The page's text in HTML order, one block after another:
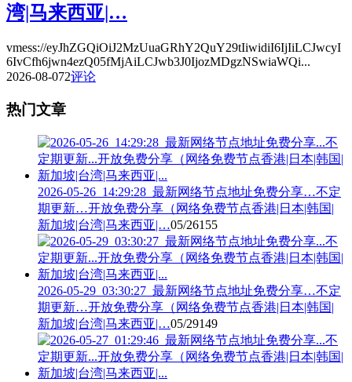
湾|马来西亚|…
vmess://eyJhZGQiOiJ2MzUuaGRhY2QuY29tIiwidiI6IjIiLCJwcyI
6IvCfh6jwn4ezQ05fMjAiLCJwb3J0IjozMDgzNSwiaWQi...
2026-08-072评论
热门文章
2026-05-26_14:29:28_最新网络节点地址免费分享…不定
期更新…开放免费分享（网络免费节点香港|日本|韩国|
新加坡|台湾|马来西亚|…05/26155
2026-05-29_03:30:27_最新网络节点地址免费分享…不定
期更新…开放免费分享（网络免费节点香港|日本|韩国|
新加坡|台湾|马来西亚|…05/29149